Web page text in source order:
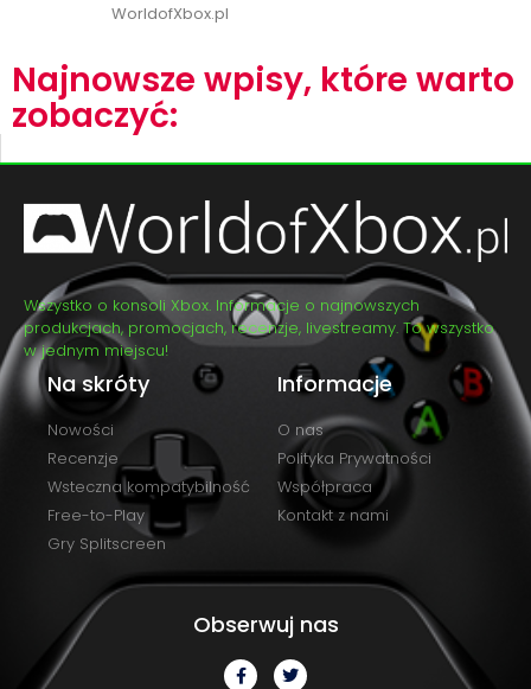
WorldofXbox.pl
Najnowsze wpisy, które warto
zobaczyć:
Wszystko o konsoli Xbox. Informacje o najnowszych
produkcjach, promocjach, recenzje, livestreamy. To wszystko
w jednym miejscu!
Na skróty
Nowości
Recenzje
Wsteczna kompatybilność
Free-to-Play
Gry Splitscreen
Informacje
O nas
Polityka Prywatności
Współpraca
Kontakt z nami
Obserwuj nas